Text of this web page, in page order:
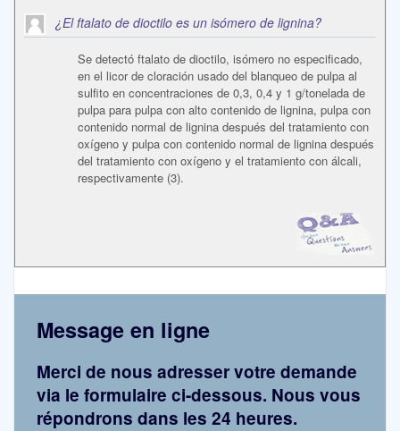
¿El ftalato de dioctilo es un isómero de lignina?
Se detectó ftalato de dioctilo, isómero no especificado,
en el licor de cloración usado del blanqueo de pulpa al
sulfito en concentraciones de 0,3, 0,4 y 1 g/tonelada de
pulpa para pulpa con alto contenido de lignina, pulpa con
contenido normal de lignina después del tratamiento con
oxígeno y pulpa con contenido normal de lignina después
del tratamiento con oxígeno y el tratamiento con álcali,
respectivamente (3).
Message en ligne
Merci de nous adresser votre demande
via le formulaire ci-dessous. Nous vous
répondrons dans les 24 heures.